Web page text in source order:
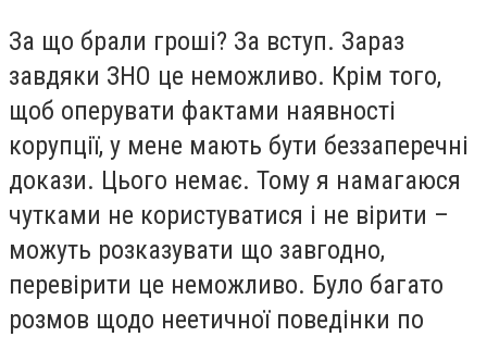
За що брали гроші? За вступ. Зараз
завдяки ЗНО це неможливо. Крім того,
щоб оперувати фактами наявності
корупції, у мене мають бути беззаперечні
докази. Цього немає. Тому я намагаюся
чутками не користуватися і не вірити –
можуть розказувати що завгодно,
перевірити це неможливо. Було багато
розмов щодо неетичної поведінки по